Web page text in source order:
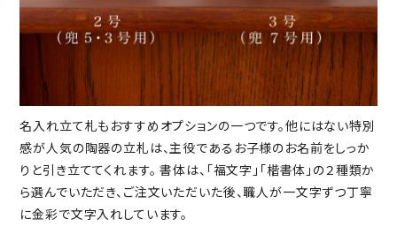
名入れ立て札もおすすめオプションの一つです。他にはない特別
感が人気の陶器の立札は、主役であるお子様のお名前をしっか
りと引き立ててくれます。 書体は、「福文字」「楷書体」の２種類か
ら選んでいただき、ご注文いただいた後、職人が一文字ずつ丁寧
に金彩で文字入れしています。